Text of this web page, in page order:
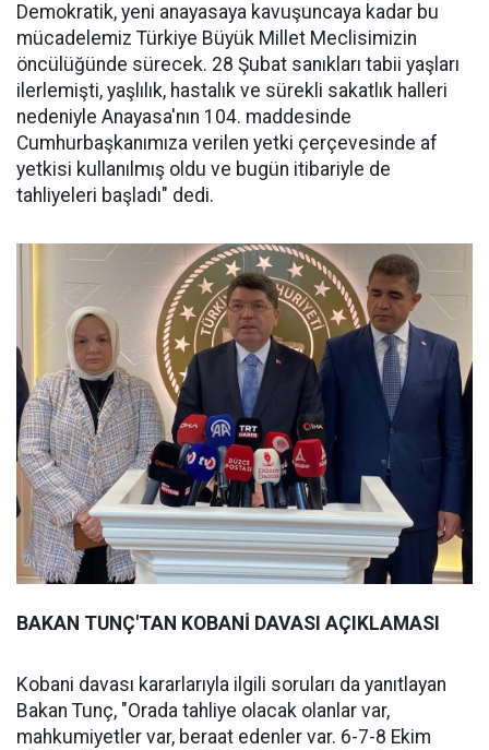
Demokratik, yeni anayasaya kavuşuncaya kadar bu
mücadelemiz Türkiye Büyük Millet Meclisimizin
öncülüğünde sürecek. 28 Şubat sanıkları tabii yaşları
ilerlemişti, yaşlılık, hastalık ve sürekli sakatlık halleri
nedeniyle Anayasa'nın 104. maddesinde
Cumhurbaşkanımıza verilen yetki çerçevesinde af
yetkisi kullanılmış oldu ve bugün itibariyle de
tahliyeleri başladı" dedi.
BAKAN TUNÇ'TAN KOBANİ DAVASI AÇIKLAMASI
Kobani davası kararlarıyla ilgili soruları da yanıtlayan
Bakan Tunç, "Orada tahliye olacak olanlar var,
mahkumiyetler var, beraat edenler var. 6-7-8 Ekim